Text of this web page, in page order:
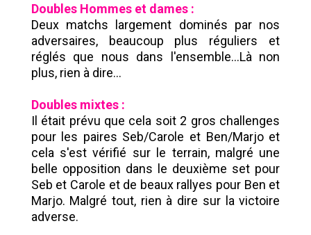
Doubles Hommes et dames :
Deux matchs largement dominés par nos
adversaires, beaucoup plus réguliers et
réglés que nous dans l'ensemble...Là non
plus, rien à dire...
Doubles mixtes :
Il était prévu que cela soit 2 gros challenges
pour les paires Seb/Carole et Ben/Marjo et
cela s'est vérifié sur le terrain, malgré une
belle opposition dans le deuxième set pour
Seb et Carole et de beaux rallyes pour Ben et
Marjo. Malgré tout, rien à dire sur la victoire
adverse.